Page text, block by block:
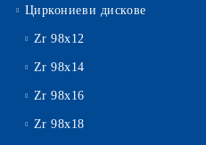
Циркониеви дискове
Zr 98x12
Zr 98x14
Zr 98x16
Zr 98x18